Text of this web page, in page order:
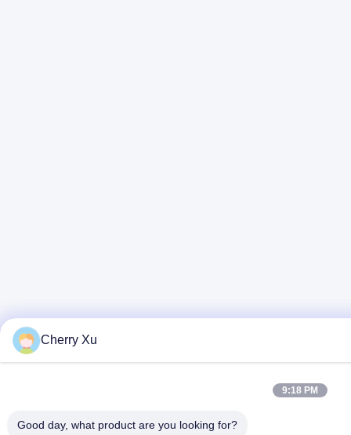
Cherry Xu
9:18 PM
Good day, what product are you looking for?